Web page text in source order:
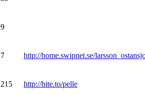
9
7 http://home.swipnet.se/
215 http://bite.to/pelle